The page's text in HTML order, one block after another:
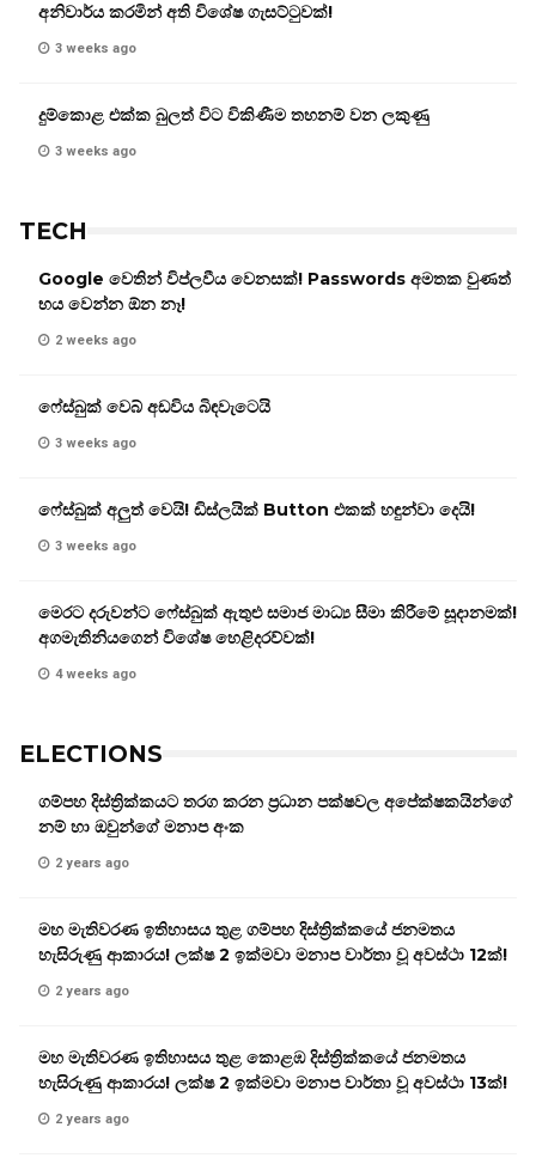
අනිවාර්ය කරමින් අති විශේෂ ගැසට්ටුවක්!
3 weeks ago
දුම්කොළ එක්ක බුලත් විට විකිණීම තහනම් වන ලකුණු
3 weeks ago
TECH
Google වෙතින් විප්ලවීය වෙනසක්! Passwords අමතක වුණත්
භය වෙන්න ඕන නෑ!
2 weeks ago
ෆේස්බුක් වෙබ් අඩවිය බිඳවැටෙයි
3 weeks ago
ෆේස්බුක් අලුත් වෙයි! ඩිස්ලයික් Button එකක් හඳුන්වා දෙයි!
3 weeks ago
මෙරට දරුවන්ට ෆේස්බුක් ඇතුළු සමාජ මාධ්‍ය සීමා කිරීමේ සූදානමක්!
අගමැතිනියගෙන් විශේෂ හෙළිදරව්වක්!
4 weeks ago
ELECTIONS
ගම්පහ දිස්ත්‍රික්කයට තරග කරන ප්‍රධාන පක්ෂවල අපේක්ෂකයින්ගේ
නම් හා ඔවුන්ගේ මනාප අංක
2 years ago
මහ මැතිවරණ ඉතිහාසය තුළ ගම්පහ දිස්ත්‍රික්කයේ ජනමතය
හැසිරුණු ආකාරය! ලක්ෂ 2 ඉක්මවා මනාප වාර්තා වූ අවස්ථා 12ක්!
2 years ago
මහ මැතිවරණ ඉතිහාසය තුළ කොළඹ දිස්ත්‍රික්කයේ ජනමතය
හැසිරුණු ආකාරය! ලක්ෂ 2 ඉක්මවා මනාප වාර්තා වූ අවස්ථා 13ක්!
2 years ago